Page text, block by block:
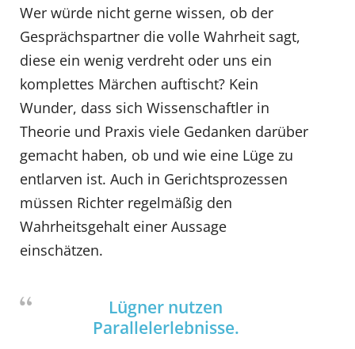
Wer würde nicht gerne wissen, ob der
Gesprächspartner die volle Wahrheit sagt,
diese ein wenig verdreht oder uns ein
komplettes Märchen auftischt? Kein
Wunder, dass sich Wissenschaftler in
Theorie und Praxis viele Gedanken darüber
gemacht haben, ob und wie eine Lüge zu
entlarven ist. Auch in Gerichtsprozessen
müssen Richter regelmäßig den
Wahrheitsgehalt einer Aussage
einschätzen.
Lügner nutzen
Parallelerlebnisse.